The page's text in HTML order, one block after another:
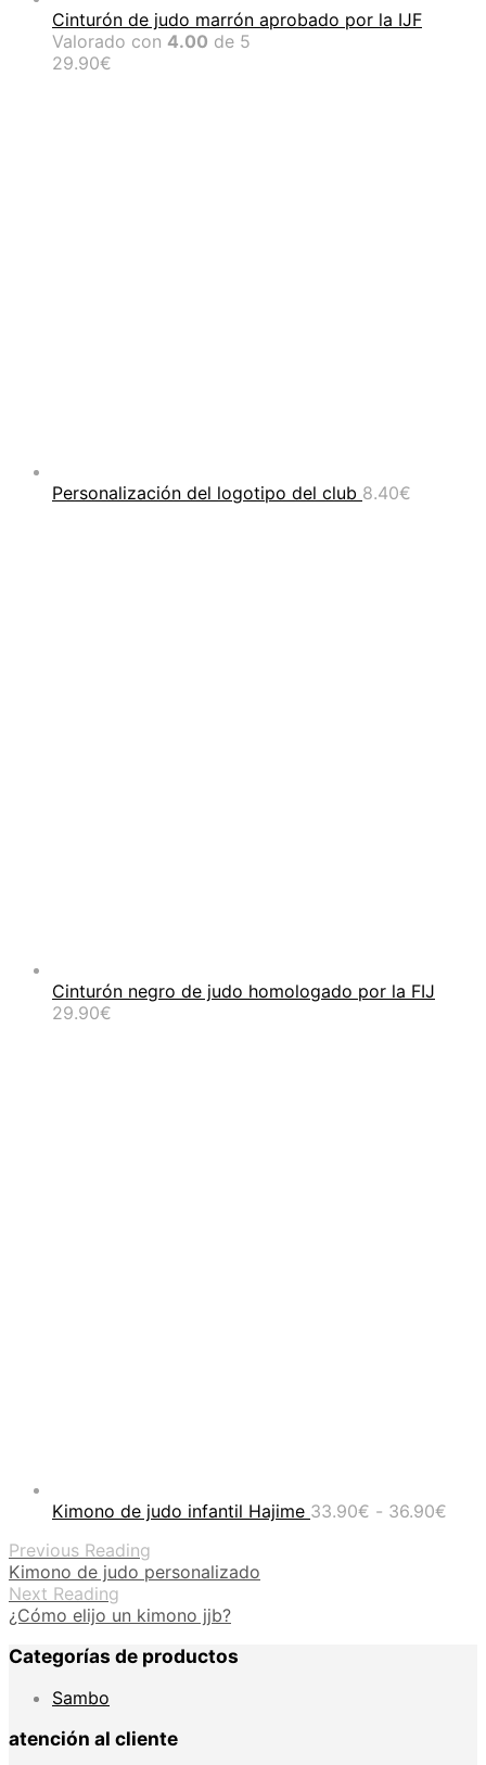
Cinturón de judo marrón aprobado por la IJF
Valorado con 4.00 de 5
29.90€
Personalización del logotipo del club 8.40€
Cinturón negro de judo homologado por la FIJ
29.90€
Kimono de judo infantil Hajime 33.90€ - 36.90€
Previous Reading
Kimono de judo personalizado
Next Reading
¿Cómo elijo un kimono jjb?
Categorías de productos
Sambo
atención al cliente